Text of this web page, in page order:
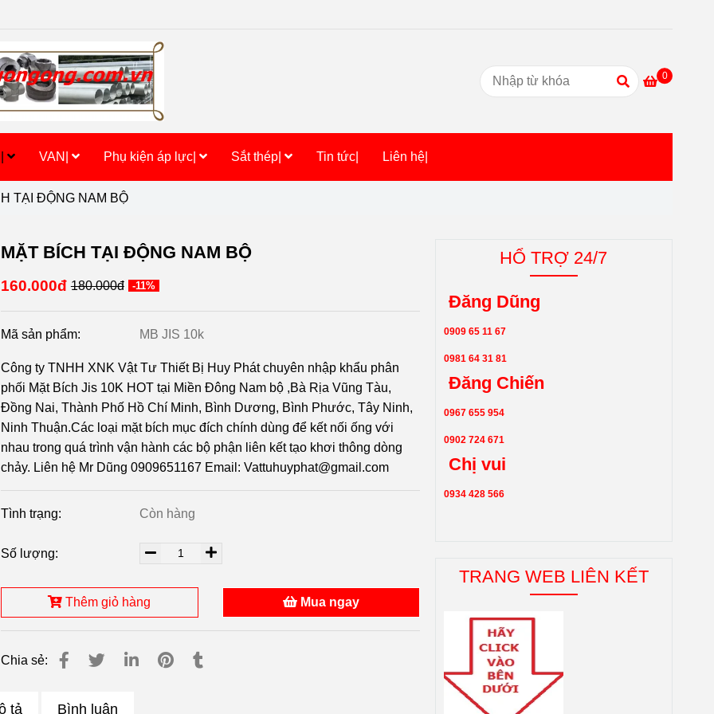
0
VAN| Phụ kiện áp lực| Sắt thép| Tin tức| Liên hệ|
TẠI ĐỘNG NAM BỘ
MẶT BÍCH TẠI ĐỘNG NAM BỘ
160.000đ 180.000đ -11%
Mã sản phẩm: MB JIS 10k
Công ty TNHH XNK Vật Tư Thiết Bị Huy Phát chuyên nhập khẩu phân
phối Mặt Bích Jis 10K HOT tại Miền Đông Nam bộ ,Bà Rịa Vũng Tàu,
Đồng Nai, Thành Phố Hồ Chí Minh, Bình Dương, Bình Phước, Tây Ninh,
Ninh Thuận.Các loại mặt bích mục đích chính dùng để kết nối ống với
nhau trong quá trình vận hành các bộ phận liên kết tạo khơi thông dòng
chảy. Liên hệ Mr Dũng 0909651167 Email: Vattuhuyphat@gmail.com
Tình trạng: Còn hàng
Số lượng:
Thêm giỏ hàng Mua ngay
Chia sẻ:
tả Bình luận
HỔ TRỢ 24/7
Đăng Dũng
0909 65 11 67
0981 64 31 81
Đăng Chiến
0967 655 954
0902 724 671
Chị vui
0934 428 566
TRANG WEB LIÊN KẾT